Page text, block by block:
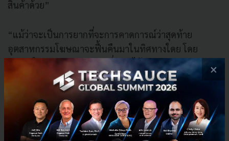
สินค้าด้วย”
“แม้ว่าจะเป็นการยากที่จะการคาดการณ์ว่าสุดท้าย
อุตสาหกรรมโฆษณาจะฟื้นคืนมาในทิศทางใดย โดย
เฉพาะในอุตสาหกรรมหลักที่ยังคงได้รับผลกระทบอย่าง
มากจากการลดลงของกำลังซื้อของผู้บริโภค แต่โฆษณา
ดิจิทัลจะยังสามารถเติบโตขึ้นได้ เนื่องจากผู้บริโภคยังใช้
สื่อออนไลน์ในชีวิตประจำวันเพื่อการสื่อสาร การสืบค้น
การเรียนรู้ และการใช้จ่าย”
×